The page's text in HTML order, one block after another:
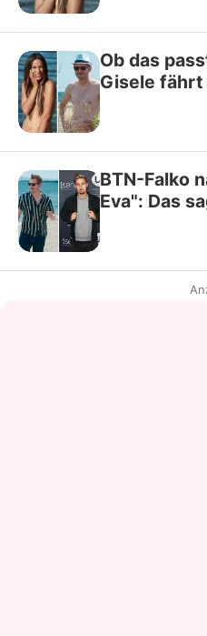
Ob das
Gisele fährt
BTN-Falko
Eva": Das